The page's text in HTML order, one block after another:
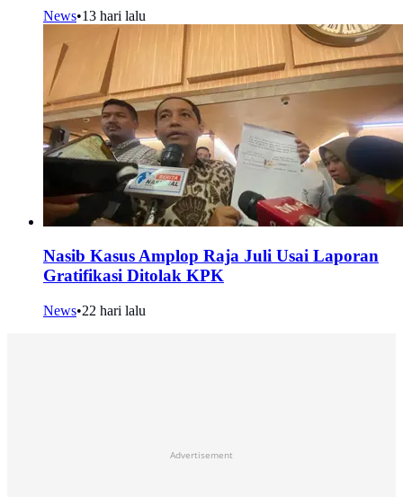
News•13 hari lalu
Nasib Kasus Amplop Raja Juli Usai Laporan
Gratifikasi Ditolak KPK
News•22 hari lalu
Advertisement